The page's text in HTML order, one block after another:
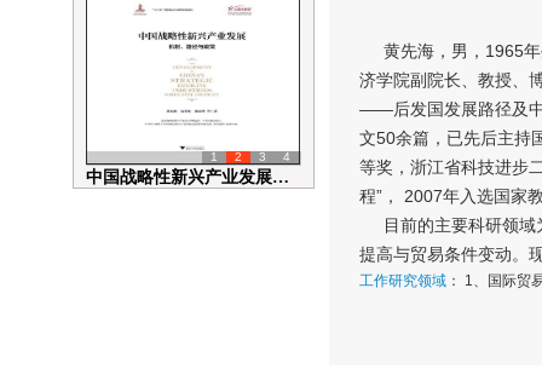
浙大学江区域经济开放与发展
研究中心系列讲座No.20206...
浙大学江区域经济开放与发展
研究中心系列讲座No.20196...
研究中心系列讲座No.20195...
浙江大学区域经济开放与发展
中国战略性新兴产业发展：机制、...
1 2 3 4
黄先海，男，1965年
济学院副院长、教授、
——后发国发展路径及中
文50余篇，已先后主持
等奖，浙江省科技进步
程”， 2007年入选国家
目前的主要科研领域
提高与贸易条件变动。
工作研究领域 ： 1、国际贸